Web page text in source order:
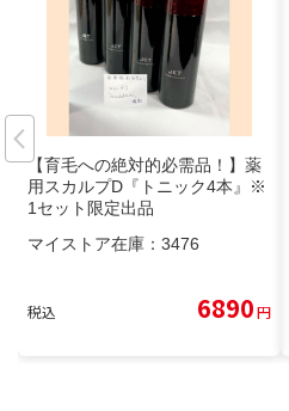
【育毛への絶対的必需品！】薬
用スカルプD『トニック4本』※
1セット限定出品
マイストア在庫： 3476
税込 6890円